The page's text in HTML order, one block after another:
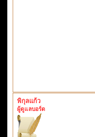
พิกุลแก้ว
ผู้ดูแลบอร์ด